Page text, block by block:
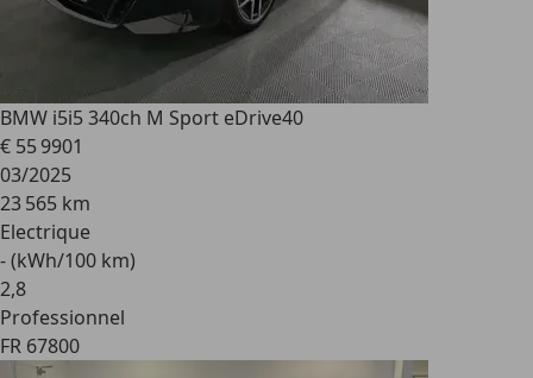
BMW i5i5 340ch M Sport eDrive40
€ 55 9901
03/2025
23 565 km
Electrique
- (kWh/100 km)
2,8
Professionnel
FR 67800